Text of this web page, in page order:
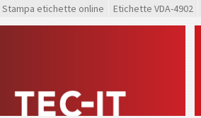
Stampa etichette online Etichette VDA-4902